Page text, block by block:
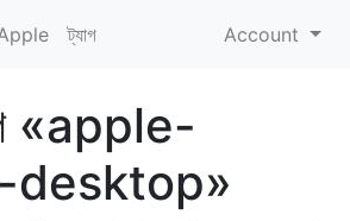
ট্যাগ Account
«apple-
desktop»